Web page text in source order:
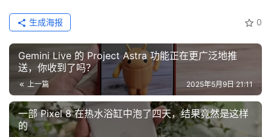
0
生成海报
Gemini Live 的 Project Astra 功能正在更广泛地推
送，你收到了吗？
上一篇 2025年5月9日 21:11
一部 Pixel 8 在热水浴缸中泡了四天，结果竟然是这样
的